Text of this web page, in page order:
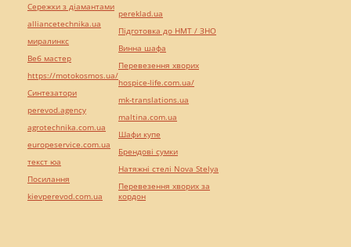
Сережки з діамантами
alliancetechnika.ua
миралинкс
Веб мастер
https://motokosmos.ua/
Синтезатори
perevod.agency
agrotechnika.com.ua
europeservice.com.ua
текст юа
Посилання
kievperevod.com.ua
pereklad.ua
Підготовка до НМТ / ЗНО
Винна шафа
Перевезення хворих
hospice-life.com.ua/
mk-translations.ua
maltina.com.ua
Шафи купе
Брендові сумки
Натяжні стелі Nova Stelya
Перевезення хворих за
кордон